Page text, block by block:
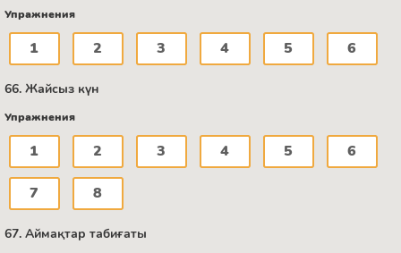
Упражнения
1 2 3 4 5 6
66. Жайсыз күн
Упражнения
1 2 3 4 5 6
7 8
67. Аймақтар табиғаты